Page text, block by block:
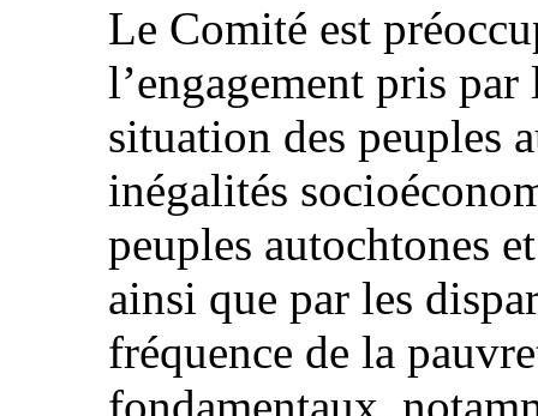
Le Comité est
l’engagement pris
situation des peuples
inégalités
peuples autochtones
ainsi que par les
fréquence de la